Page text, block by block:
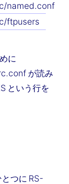
named.conf
ftpusers
に
が読み
という行を
つに RS-